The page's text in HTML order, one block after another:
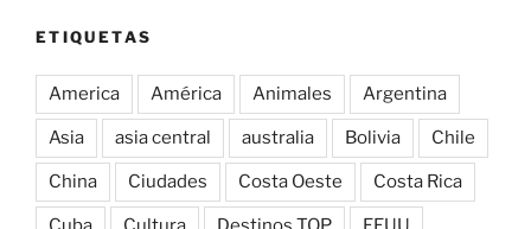
ETIQUETAS
America América Animales Argentina
Asia asia central australia Bolivia Chile
China Ciudades Costa Oeste Costa Rica